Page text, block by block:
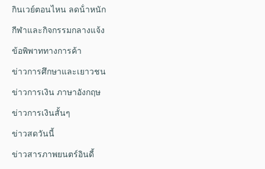
กินเวย์ตอนไหน ลดน้ําหนัก
กีฬาและกิจกรรมกลางแจ้ง
ข้อพิพาททางการค้า
ข่าวการศึกษาและเยาวชน
ข่าวการเงิน ภาษาอังกฤษ
ข่าวการเงินสั้นๆ
ข่าวสดวันนี้
ข่าวสารภาพยนตร์อินดี้